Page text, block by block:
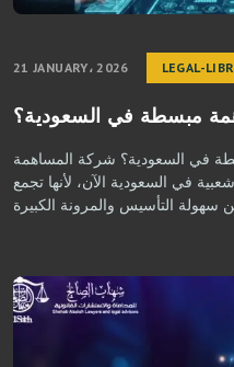
21 JANUARY، 2026 LEGAL-
مبسطة في السعودية؟
السعودية؟ شركة المساهمة
في السعودية الآن، لأنها تجمع